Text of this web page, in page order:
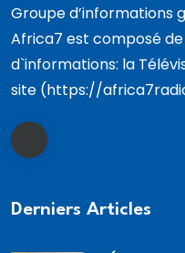
Groupe d’informations
Africa7 est composé
d`informations: la
site (https://
Derniers Articles